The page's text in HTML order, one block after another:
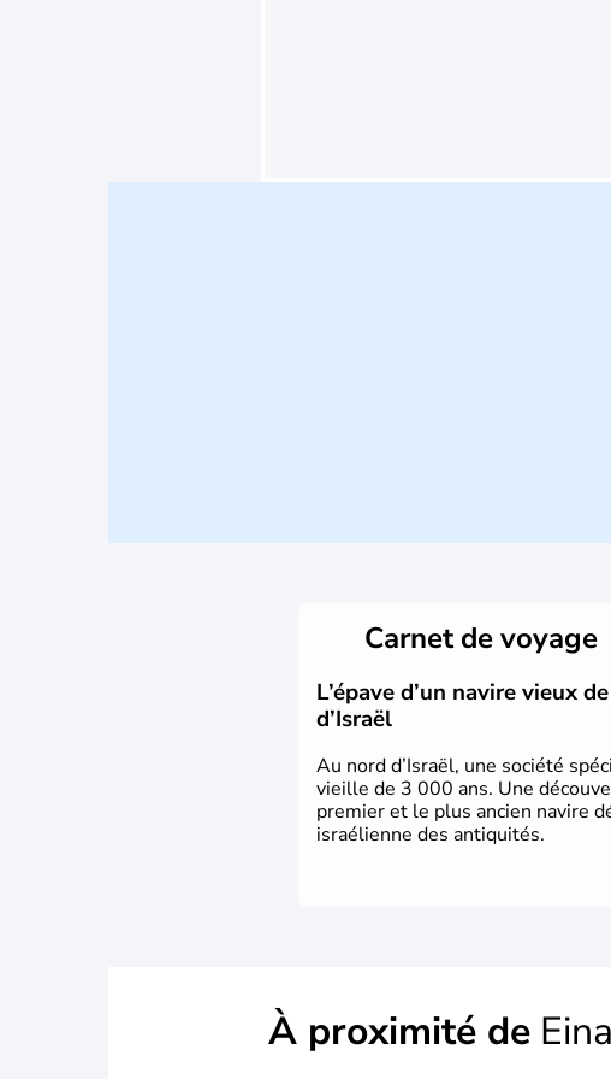
Carnet de voyage
L’épave d’un navire vieux
d’Israël
Au nord d’Israël, une société
vieille de 3 000 ans. Une
premier et le plus ancien navire
israélienne des antiquités.
À proximité de